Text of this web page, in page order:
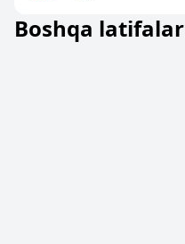
Boshqa latifalar